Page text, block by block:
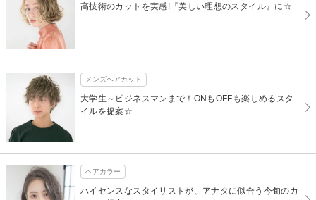
高技術のカットを実感!『美しい理想のスタイル』に☆
メンズヘアカット
大学生～ビジネスマンまで！ONもOFFも楽しめるスタ
イルを提案☆
ヘアカラー
ハイセンスなスタイリストが、アナタに似合う今旬のカ